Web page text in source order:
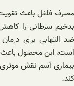
مصرف فلفل باعث
بدخیم سرطانی را
ضد التهابی برای
است، ابن محصول باعث
بیماری آسم نقش
کند.